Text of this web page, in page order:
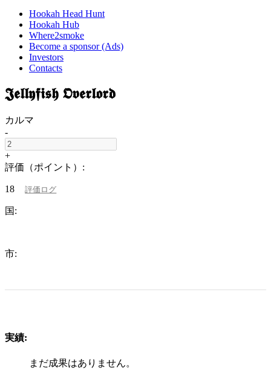
Hookah Head Hunt
Hookah Hub
Where2smoke
Become a sponsor (Ads)
Investors
Contacts
𝕵𝖊𝖑𝖑𝖞𝖋𝖎𝖘𝖍 𝕺𝖛𝖊𝖗𝖑𝖔𝖗𝖉
カルマ
-
+
評価（ポイント）:
18 評価ログ
国:
市:
実績:
まだ成果はありません。